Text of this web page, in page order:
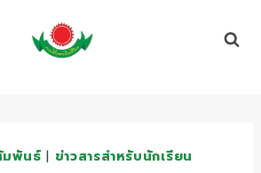
มพันธ์ | ข่าวสารสำหรับนักเรียน